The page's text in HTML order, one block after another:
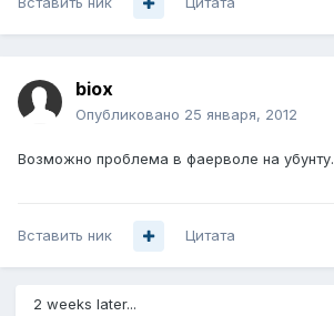
biox
Опубликовано 25 января, 2012
Возможно проблема в фаерволе на убунту.
Вставить ник Цитата
2 weeks later...